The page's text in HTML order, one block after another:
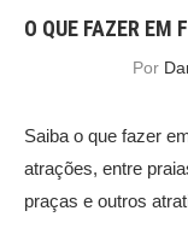
O QUE FAZER EM
Por
Saiba o que fazer
atrações, entre
praças e outros